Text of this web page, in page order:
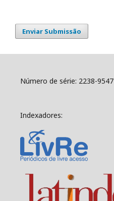
Enviar Submissão
Número de série: 2238-9547
Indexadores: